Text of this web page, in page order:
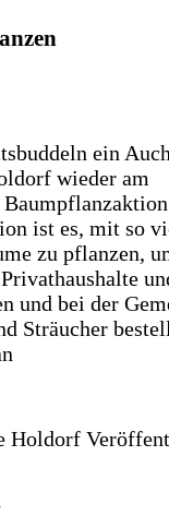
ein
wieder am
ist es, mit so
zu pflanzen,
und bei der
Sträucher
Holdorf